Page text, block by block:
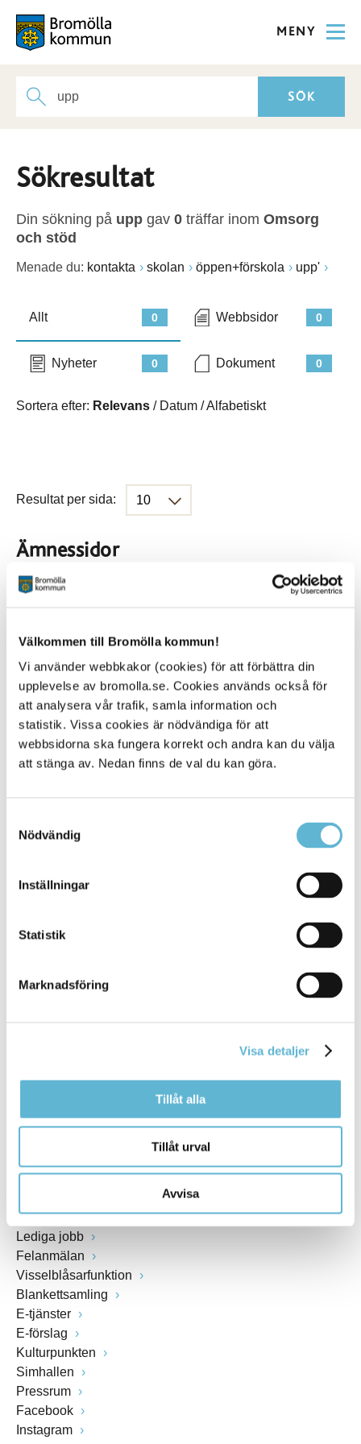
Välkommen till Bromölla kommun!
Vi använder webbkakor (cookies) för att förbättra din
upplevelse av bromolla.se. Cookies används också för
att analysera vår trafik, samla information och
statistik. Vissa cookies är nödvändiga för att
webbsidorna ska fungera korrekt och andra kan du välja
att stänga av. Nedan finns de val du kan göra.
Nödvändig
Inställningar
Statistik
Marknadsföring
Visa detaljer
Tillåt alla
Tillåt urval
Avvisa
MENY
Sökresultat
Din sökning på upp gav 0 träffar inom Omsorg
och stöd
Menade du: kontakta skolan öppen+förskola upp'
0
Allt 0
Webbsidor
0
Nyheter 0
Dokument
Sortera efter: Relevans / Datum /Alfabetiskt
Resultat per sida:
Ämnessidor
Platser
Alla platser
Besöksadress
Postadress
kommunstyrelsen@bromolla.se
Fax: 0456-82 22 00
Öppettider växel och reception i kommunhuset
Anslagstavla
Lediga jobb
Felanmälan
Visselblåsarfunktion
Blankettsamling
E-tjänster
E-förslag
Kulturpunkten
Simhallen
Pressrum
Facebook
Instagram